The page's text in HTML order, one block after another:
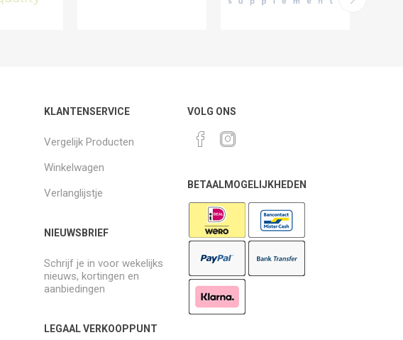
KLANTENSERVICE
Vergelijk Producten
Winkelwagen
Verlanglijstje
NIEUWSBRIEF
Schrijf je in voor wekelijks
nieuws, kortingen en
aanbiedingen
LEGAAL VERKOOPPUNT
VOLG ONS
BETAALMOGELIJKHEDEN